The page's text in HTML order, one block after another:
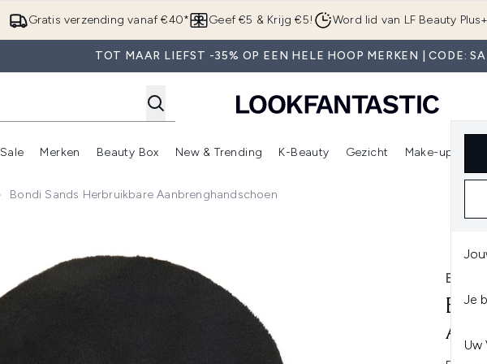
Overslaan naar de hoofdinhoud
Gratis verzending vanaf €40* Geef €5 & Krijg €5! Word lid van LF Beauty Plus+
TOT MAAR LIEFST -35% OP EEN HELE HOOP MERKEN | CODE:
Je
Uw
Enter submenu (Zomer)
Sale
Enter submenu (Sale)
Merken
Enter submenu (Merken)
Beauty Box
Enter submenu (Beauty Box)
New & Trending
Enter submenu (New & Trending)
K-Beauty
Enter submenu (K-Beauty)
Gezicht Make-up
Bondi Sands Herbruikbare Aanbrenghandschoen